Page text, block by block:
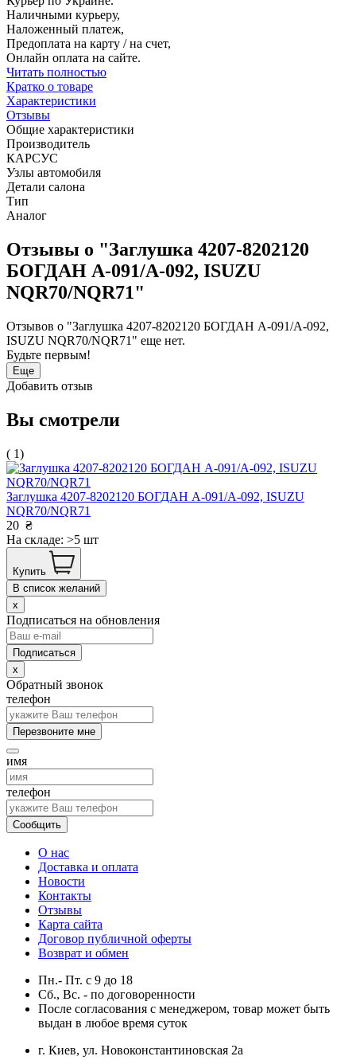
Наличными курьеру,
Наложенный платеж,
Предоплата на карту / на счет,
Онлайн оплата на сайте.
Читать полностью
Кратко о товаре
Характеристики
Отзывы
Общие характеристики
Производитель
КАРСУС
Узлы автомобиля
Детали салона
Тип
Аналог
Отзывы о "Заглушка 4207-8202120
БОГДАН А-091/А-092, ISUZU
NQR70/NQR71"
Отзывов о "Заглушка 4207-8202120 БОГДАН А-091/А-092,
ISUZU NQR70/NQR71" еще нет.
Будьте первым!
Еще
Добавить отзыв
Вы смотрели
( 1)
Заглушка 4207-8202120 БОГДАН А-091/А-092, ISUZU
NQR70/NQR71
20 ₴
На складе: >5 шт
Купить
В список желаний
x
Подписаться на обновления
x
Обратный звонок
телефон
Перезвоните мне
имя
телефон
Сообщить
О нас
Доставка и оплата
Новости
Контакты
Отзывы
Карта сайта
Договор публичной оферты
Возврат и обмен
Пн.- Пт. с 9 до 18
Сб., Вс. - по договоренности
После согласования с менеджером, товар может быть
выдан в любое время суток
г. Киев, ул. Новоконстантиновская 2а